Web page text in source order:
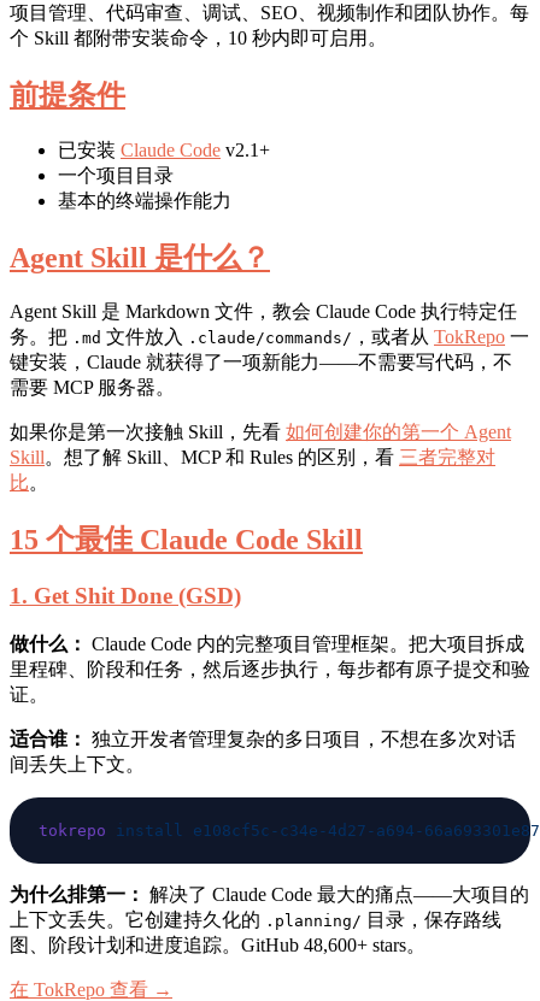
项目管理、代码审查、调试、SEO、视频制作和团队协作。每
个 Skill 都附带安装命令，10 秒内即可启用。
前提条件
已安装 Claude Code v2.1+
一个项目目录
基本的终端操作能力
Agent Skill 是什么？
Agent Skill 是 Markdown 文件，教会 Claude Code 执行特定任
务。把 .md 文件放入 .claude/commands/ ，或者从 TokRepo 一
键安装，Claude 就获得了一项新能力——不需要写代码，不
需要 MCP 服务器。
如果你是第一次接触 Skill，先看 如何创建你的第一个 Agent
Skill。想了解 Skill、MCP 和 Rules 的区别，看 三者完整对
比。
15 个最佳 Claude Code Skill
1. Get Shit Done (GSD)
做什么： Claude Code 内的完整项目管理框架。把大项目拆成
里程碑、阶段和任务，然后逐步执行，每步都有原子提交和验
证。
适合谁： 独立开发者管理复杂的多日项目，不想在多次对话
间丢失上下文。
tokrepo install
为什么排第一： 解决了 Claude Code 最大的痛点——大项目的
上下文丢失。它创建持久化的 .planning/ 目录，保存路线
图、阶段计划和进度追踪。GitHub 48,600+ stars。
在 TokRepo 查看 →